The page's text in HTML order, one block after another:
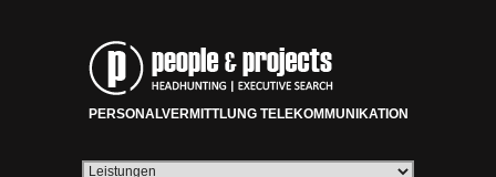
PERSONALVERMITTLUNG TELEKOMMUNIKATION